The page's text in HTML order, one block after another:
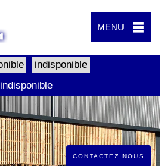
MENU
indisponible
indisponible
CONTACTEZ NOUS